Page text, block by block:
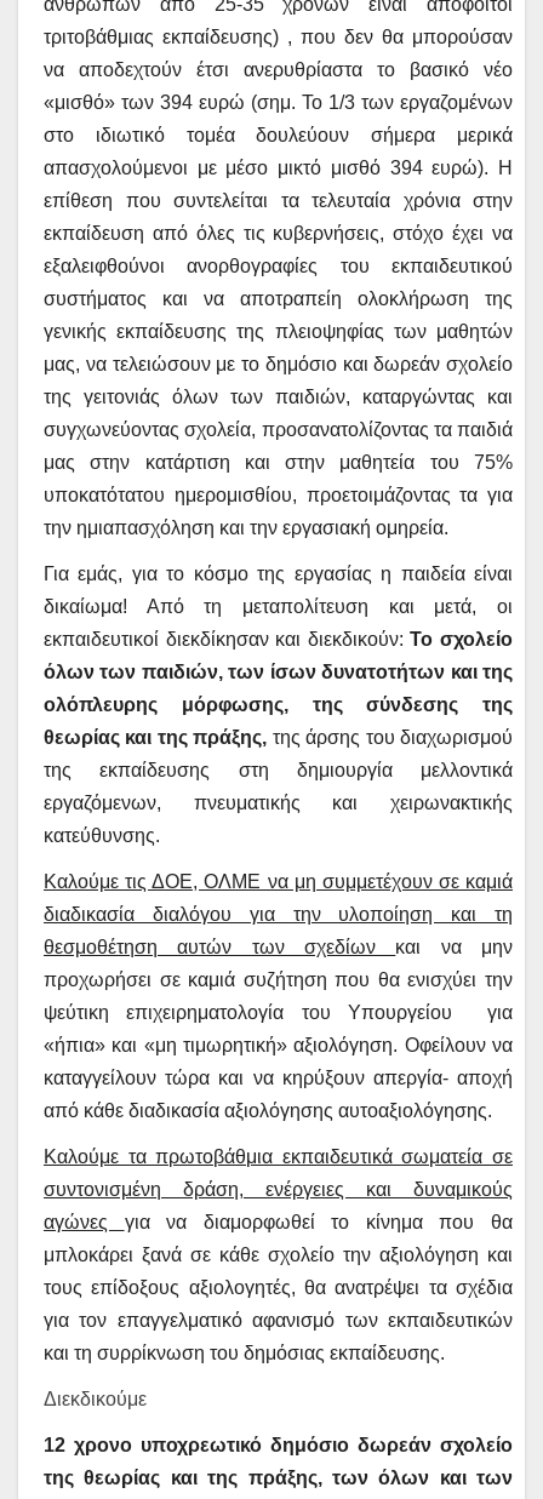
ανθρώπων από 25-35 χρόνων είναι απόφοιτοι
τριτοβάθμιας εκπαίδευσης) , που δεν θα μπορούσαν
να αποδεχτούν έτσι ανερυθρίαστα το βασικό νέο
«μισθό» των 394 ευρώ (σημ. Το 1/3 των εργαζομένων
στο ιδιωτικό τομέα δουλεύουν σήμερα μερικά
απασχολούμενοι με μέσο μικτό μισθό 394 ευρώ). Η
επίθεση που συντελείται τα τελευταία χρόνια στην
εκπαίδευση από όλες τις κυβερνήσεις, στόχο έχει να
εξαλειφθούνοι ανορθογραφίες του εκπαιδευτικού
συστήματος και να αποτραπείη ολοκλήρωση της
γενικής εκπαίδευσης της πλειοψηφίας των μαθητών
μας, να τελειώσουν με το δημόσιο και δωρεάν σχολείο
της γειτονιάς όλων των παιδιών, καταργώντας και
συγχωνεύοντας σχολεία, προσανατολίζοντας τα παιδιά
μας στην κατάρτιση και στην μαθητεία του 75%
υποκατότατου ημερομισθίου, προετοιμάζοντας τα για
την ημιαπασχόληση και την εργασιακή ομηρεία.
Για εμάς, για το κόσμο της εργασίας η παιδεία είναι
δικαίωμα! Από τη μεταπολίτευση και μετά, οι
εκπαιδευτικοί διεκδίκησαν και διεκδικούν:Το σχολείο
όλων των παιδιών, των ίσων δυνατοτήτων και της
ολόπλευρης μόρφωσης, της σύνδεσης της
θεωρίας και της πράξης, της άρσης του διαχωρισμού
της εκπαίδευσης στη δημιουργία μελλοντικά
εργαζόμενων, πνευματικής και χειρωνακτικής
κατεύθυνσης.
Καλούμε τις ΔΟΕ, ΟΛΜΕ να μη συμμετέχουν σε καμιά
διαδικασία διαλόγου για την υλοποίηση και τη
θεσμοθέτηση αυτών των σχεδίων και να μην
προχωρήσει σε καμιά συζήτηση που θα ενισχύει την
ψεύτικη επιχειρηματολογία του Υπουργείου
για
«ήπια» και «μη τιμωρητική» αξιολόγηση. Οφείλουν να
καταγγείλουν τώρα και να κηρύξουν απεργία- αποχή
από κάθε διαδικασία αξιολόγησης αυτοαξιολόγησης.
Καλούμε τα πρωτοβάθμια εκπαιδευτικά σωματεία σε
συντονισμένη δράση, ενέργειες και δυναμικούς
αγώνες για να διαμορφωθεί το κίνημα που θα
μπλοκάρει ξανά σε κάθε σχολείο την αξιολόγηση και
τους επίδοξους αξιολoγητές, θα ανατρέψει τα σχέδια
για τον επαγγελματικό αφανισμό των εκπαιδευτικών
και τη συρρίκνωση του δημόσιας εκπαίδευσης.
Διεκδικούμε
12 χρονο υποχρεωτικό δημόσιο δωρεάν σχολείο
της θεωρίας και της πράξης, των όλων και των